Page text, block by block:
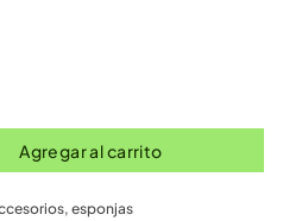
Agregar al carrito
, esponjas